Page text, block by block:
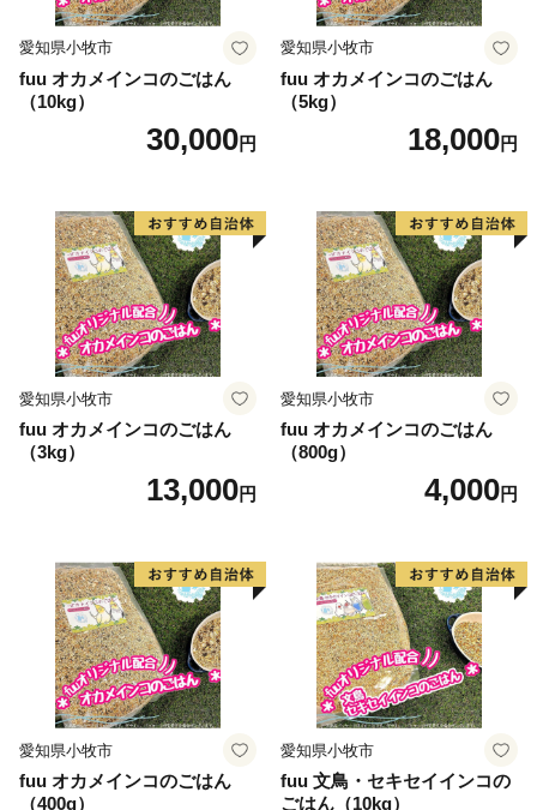
愛知県小牧市
fuu オカメインコのごはん
（10kg）
30,000円
愛知県小牧市
fuu オカメインコのごはん
（5kg）
18,000円
愛知県小牧市
fuu オカメインコのごはん
（3kg）
13,000円
愛知県小牧市
fuu オカメインコのごはん
（800g）
4,000円
愛知県小牧市
fuu オカメインコのごはん
（400g）
愛知県小牧市
fuu 文鳥・セキセイインコの
ごはん（10kg）